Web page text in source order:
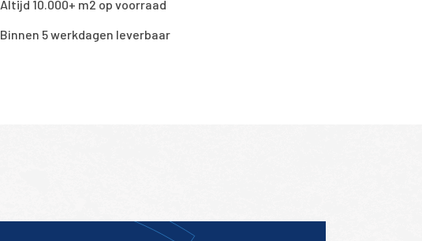
Altijd 10.000+ m2 op voorraad
Binnen 5 werkdagen leverbaar